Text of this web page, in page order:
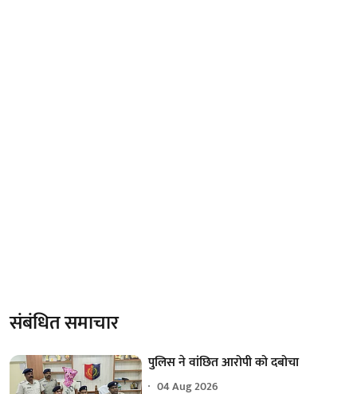
संबंधित समाचार
पुलिस ने वांछित आरोपी को दबोचा
04 Aug 2026